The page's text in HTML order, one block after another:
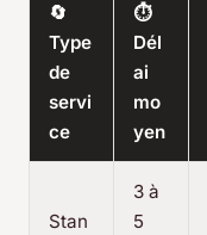
🔄
Type
de
servi
ce
⏱️
Dél
ai
mo
yen
Stan
3 à
5